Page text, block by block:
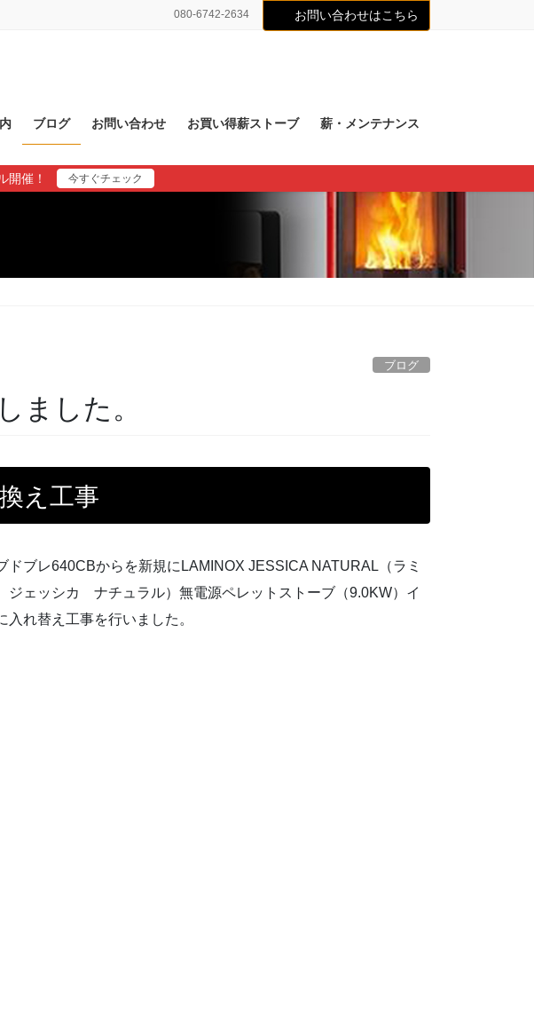
080-6742-2634 お問い合わせはこちら
ブログ お問い合わせ お買い得薪ストーブ 薪・メンテナンス
開催！ 今すぐチェック
ブログ
ました。
え工事
ドブレ640CBからを新規にLAMINOX JESSICA NATURAL（ラミ
ジェッシカ ナチュラル）無電源ペレットストーブ（9.0KW）イ
入れ替え工事を行いました。